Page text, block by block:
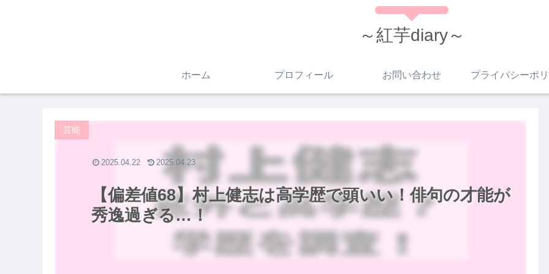
～紅芋diary～
ホーム プロフィール お問い合わせ プライバシーポ
【偏差値68】村上健志は高学歴で頭いい！俳句の才能が
秀逸過ぎる…！
芸能
2025.04.22 2025.04.23